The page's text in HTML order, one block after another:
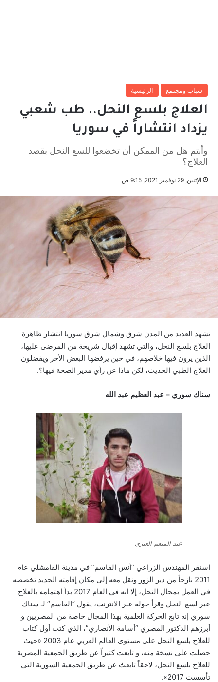
شباب ومجتمع الرئيسية
العلاج بلسع النحل.. طب شعبي
يزداد انتشاراً في سوريا
وأنتم هل من الممكن أن تخضعوا للسع النحل بقصد
العلاج؟
الإثنين, 29 نوفمبر 2021, 9:15 ص
تشهد العديد من المدن شرق وشمال شرق سوريا انتشار ظاهرة
العلاج بلسع النحل، والتي تشهد إقبال شريحة من المرضى عليها،
الذين يرون فيها خلاصهم، في حين يرفضها البعض الأخر ويفضلون
العلاج الطبي الحديث، لكن ماذا عن رأي مدير الصحة فيها؟.
سناك سوري – عبد العظيم عبد الله
عبد المنعم العنزي
استقر المهندس الزراعي “أنس القاسم” في مدينة القامشلي عام
2011 نازحاً من دير الزور ونقل معه إلى مكان إقامته الجديد تخصصه
في العمل بمجال النحل، إلا أنه في العام 2017 بدأ اهتمامه بالعلاج
عبر لسع النحل وقرأ حوله عبر الانترنت، يقول “القاسم” لـ سناك
سوري إنه تابع الحركة العلمية بهذا المجال خاصة من المصريين و
أبرزهم الدكتور المصري “أسامة الأنصاري”، الذي كتب أول كتاب
للعلاج بلسع النحل على مستوى العالم العربي عام 2003 «حيث
حصلت على نسخة منه، و تابعت كثيراً عن طريق الجمعية المصرية
للعلاج بلسع النحل، لاحقاً تابعتُ عن طريق الجمعية السورية التي
تأسست 2017».